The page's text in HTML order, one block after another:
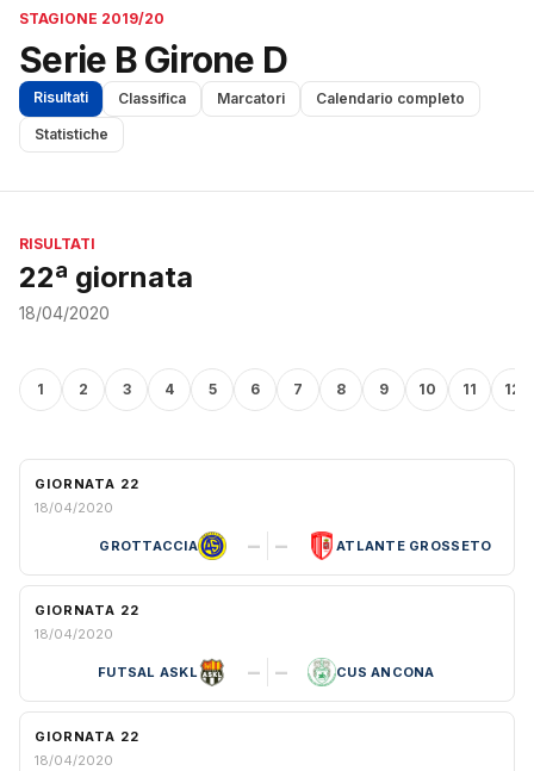
STAGIONE 2019/20
Serie B Girone D
Risultati Classifica Marcatori
Calendario completo
Statistiche
RISULTATI
22ª giornata
18/04/2020
1 2 3 4 5 6 7 8 9 10 11 12
GIORNATA 22
18/04/2020
GROTTACCIA – – ATLANTE GROSSETO
GIORNATA 22
18/04/2020
FUTSAL ASKL – – CUS ANCONA
GIORNATA 22
18/04/2020